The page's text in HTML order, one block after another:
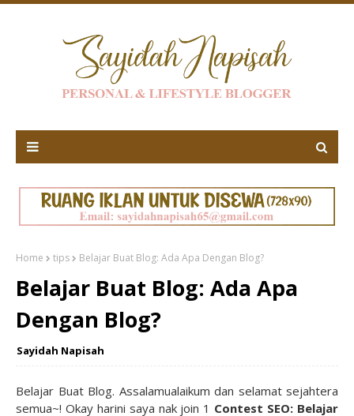
Home tips Belajar Buat Blog: Ada Apa Dengan Blog?
Belajar Buat Blog: Ada Apa
Dengan Blog?
Sayidah Napisah
Belajar Buat Blog. Assalamualaikum dan selamat sejahtera
semua~! Okay harini saya nak join 1 Contest SEO: Belajar